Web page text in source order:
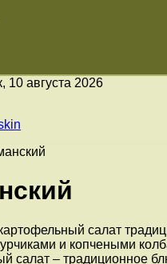
10 августа 2026
салат
и копчеными
салат – традиционное